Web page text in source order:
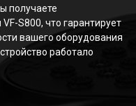
получаете
S800, что гарантирует
вашего оборудования
работало